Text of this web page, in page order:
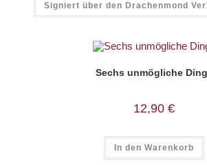
Signiert über den Drachenmond
Sechs unmögliche
12,90 €
In den Warenkorb